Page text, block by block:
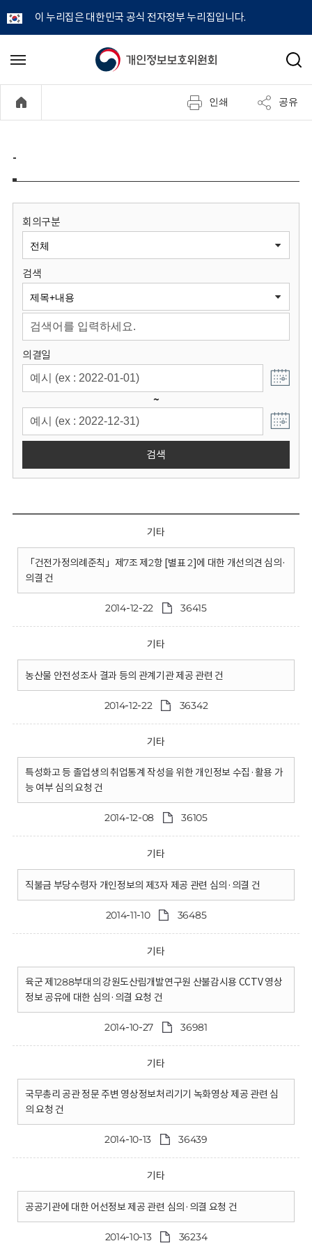
이 누리집은 대한민국 공식 전자정부 누리집입니다.
개
정
보
원
회
메
기
검
인쇄 공유
-
회의구분
검색
의결일
~
검색
기타
「건전가정의례준칙」제7조 제2항 [별표 2]에 대한 개선의견 심의·
의결 건
2014-12-22 36415
기타
농산물 안전성조사 결과 등의 관계기관 제공 관련 건
2014-12-22 36342
기타
특성화고 등 졸업생의 취업통계 작성을 위한 개인정보 수집·활용 가
능 여부 심의 요청 건
2014-12-08 36105
기타
직불금 부당수령자 개인정보의 제3자 제공 관련 심의·의결 건
2014-11-10 36485
기타
육군 제1288부대의 강원도산림개발연구원 산불감시용 CCTV 영상
정보 공유에 대한 심의·의결 요청 건
2014-10-27 36981
기타
국무총리 공관 정문 주변 영상정보처리기기 녹화영상 제공 관련 심
의 요청 건
2014-10-13 36439
기타
공공기관에 대한 어선정보 제공 관련 심의·의결 요청 건
2014-10-13 36234